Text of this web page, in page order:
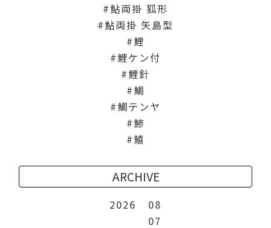
鮎両掛 狐形
鮎両掛 矢島型
鯉
鯉ケン付
鯉針
鯛
鯛テンヤ
鯵
鱚
ARCHIVE
2026
08
07